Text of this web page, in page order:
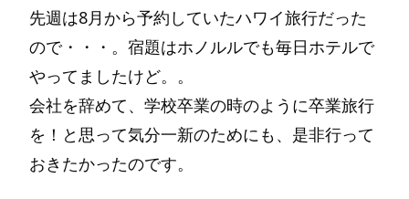
先週は8月から予約していたハワイ旅行だった
ので・・・。宿題はホノルルでも毎日ホテルで
やってましたけど。。
会社を辞めて、学校卒業の時のように卒業旅行
を！と思って気分一新のためにも、是非行って
おきたかったのです。